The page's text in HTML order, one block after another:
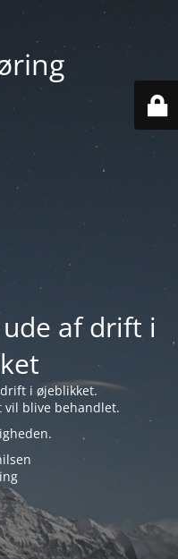
af drift i
i øjeblikket.
blive behandlet.